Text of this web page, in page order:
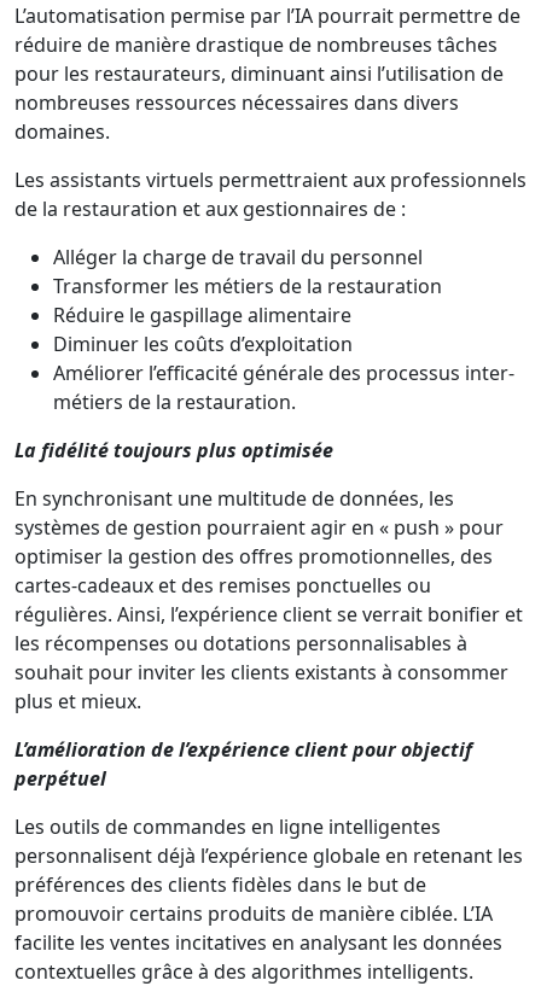
L’automatisation permise par l’IA pourrait permettre de
réduire de manière drastique de nombreuses tâches
pour les restaurateurs, diminuant ainsi l’utilisation de
nombreuses ressources nécessaires dans divers
domaines.
Les assistants virtuels permettraient aux professionnels
de la restauration et aux gestionnaires de :
Alléger la charge de travail du personnel
Transformer les métiers de la restauration
Réduire le gaspillage alimentaire
Diminuer les coûts d’exploitation
Améliorer l’efficacité générale des processus inter-
métiers de la restauration.
La fidélité toujours plus optimisée
En synchronisant une multitude de données, les
systèmes de gestion pourraient agir en « push » pour
optimiser la gestion des offres promotionnelles, des
cartes-cadeaux et des remises ponctuelles ou
régulières. Ainsi, l’expérience client se verrait bonifier et
les récompenses ou dotations personnalisables à
souhait pour inviter les clients existants à consommer
plus et mieux.
L’amélioration de l’expérience client pour objectif
perpétuel
Les outils de commandes en ligne intelligentes
personnalisent déjà l’expérience globale en retenant les
préférences des clients fidèles dans le but de
promouvoir certains produits de manière ciblée. L’IA
facilite les ventes incitatives en analysant les données
contextuelles grâce à des algorithmes intelligents.